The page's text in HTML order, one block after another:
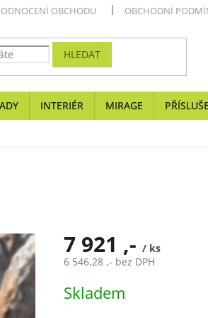
OBCHODU OBCHODNÍ
HLEDAT
INTERIÉR MIRAGE
7 921 ,- / ks
6 546,28 ,- bez DPH
cena:
Skladem